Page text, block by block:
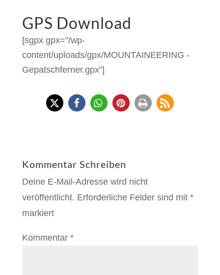
GPS Download
[sgpx gpx="/wp-
content/uploads/gpx/MOUNTAINEERING -
Gepatschferner.gpx"]
Kommentar Schreiben
Deine E-Mail-Adresse wird nicht
veröffentlicht. Erforderliche Felder sind mit *
markiert
Kommentar *